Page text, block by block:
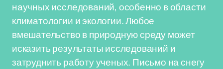
научных исследований, особенно в области
климатологии и экологии. Любое
вмешательство в природную среду может
исказить результаты исследований и
затруднить работу ученых. Письмо на снегу